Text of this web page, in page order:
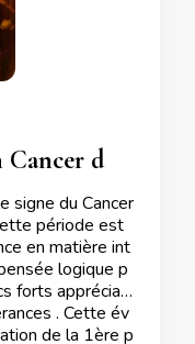
Mercure rétrograde en Cancer du 30 Juin au 23 Juillet 2026
signe du Cancer
période est
en matière int
logique p
forts appréciab
. Cette év
de la 1ère p